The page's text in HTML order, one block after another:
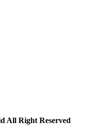
All Right Reserved